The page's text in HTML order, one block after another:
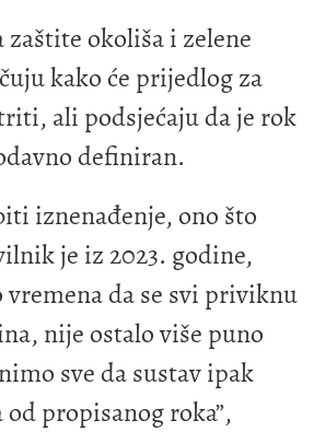
okoliša i zelene
kako će prijedlog za
ali podsjećaju da je rok
definiran.
iznenađenje, ono što
je iz 2023. godine,
da se svi priviknu
nije ostalo više puno
sve da sustav ipak
propisanog roka”,